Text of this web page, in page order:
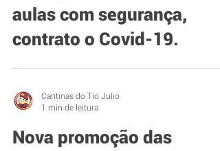
Boas práticas na volta as
aulas com segurança,
contrato o Covid-19.
1 min de leitura